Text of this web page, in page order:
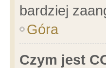
bardziej
Góra
Czym jest